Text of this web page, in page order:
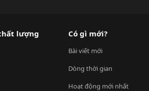
lượng
Có gì mới?
Bài viết mới
Dòng thời gian
Hoạt động mới nhất